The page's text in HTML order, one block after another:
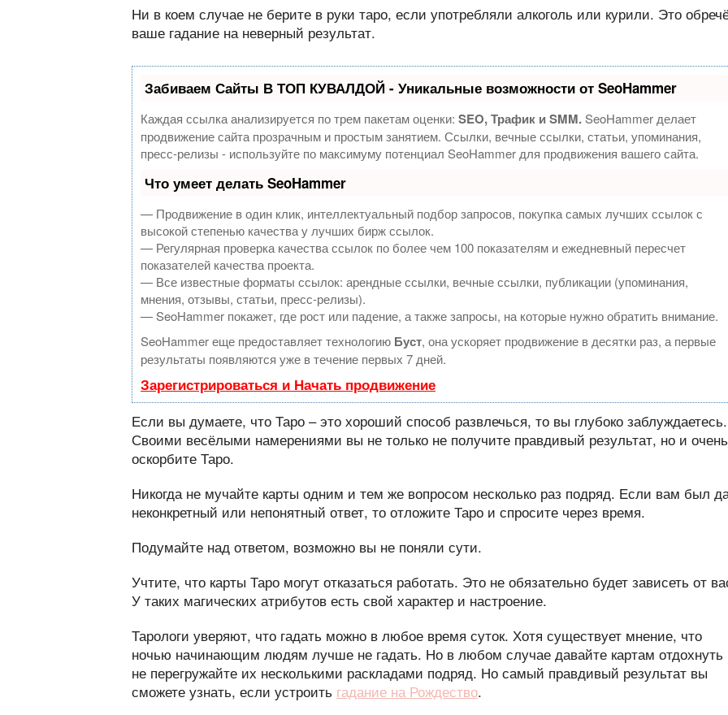
Ни в коем случае не берите в руки таро, если употребляли алкоголь или курили. Это
ваше гадание на неверный результат.
Забиваем Сайты В ТОП КУВАЛДОЙ - Уникальные возможности от SeoHammer
Каждая ссылка анализируется по трем пакетам оценки: SEO, Трафик и SMM.SeoHammer делает
продвижение сайта прозрачным и простым занятием. Ссылки, вечные ссылки, статьи, упоминания,
пресс-релизы - используйте по максимуму потенциал SeoHammer для продвижения вашего сайта.
Что умеет делать SeoHammer
— Продвижение в один клик, интеллектуальный подбор запросов, покупка самых лучших ссылок с
высокой степенью качества у лучших бирж ссылок.
— Регулярная проверка качества ссылок по более чем 100 показателям и ежедневный пересчет
показателей качества проекта.
— Все известные форматы ссылок: арендные ссылки, вечные ссылки, публикации (упоминания,
мнения, отзывы, статьи, пресс-релизы).
— SeoHammer покажет, где рост или падение, а также запросы, на которые нужно обратить внимание.
SeoHammer еще предоставляет технологию Буст, она ускоряет продвижение в десятки раз, а первые
результаты появляются уже в течение первых 7 дней.
Зарегистрироваться и Начать продвижение
Если вы думаете, что Таро – это хороший способ развлечься, то вы глубоко заблуждаетесь.
Своими весёлыми намерениями вы не только не получите правдивый результат, но и очень
оскорбите Таро.
Никогда не мучайте карты одним и тем же вопросом несколько раз подряд. Если вам был
неконкретный или непонятный ответ, то отложите Таро и спросите через время.
Подумайте над ответом, возможно вы не поняли сути.
Учтите, что карты Таро могут отказаться работать. Это не обязательно будет зависеть от
У таких магических атрибутов есть свой характер и настроение.
Тарологи уверяют, что гадать можно в любое время суток. Хотя существует мнение, что
ночью начинающим людям лучше не гадать. Но в любом случае давайте картам отдохнуть
не перегружайте их несколькими раскладами подряд. Но самый правдивый результат вы
сможете узнать, если устроить гадание на Рождество.